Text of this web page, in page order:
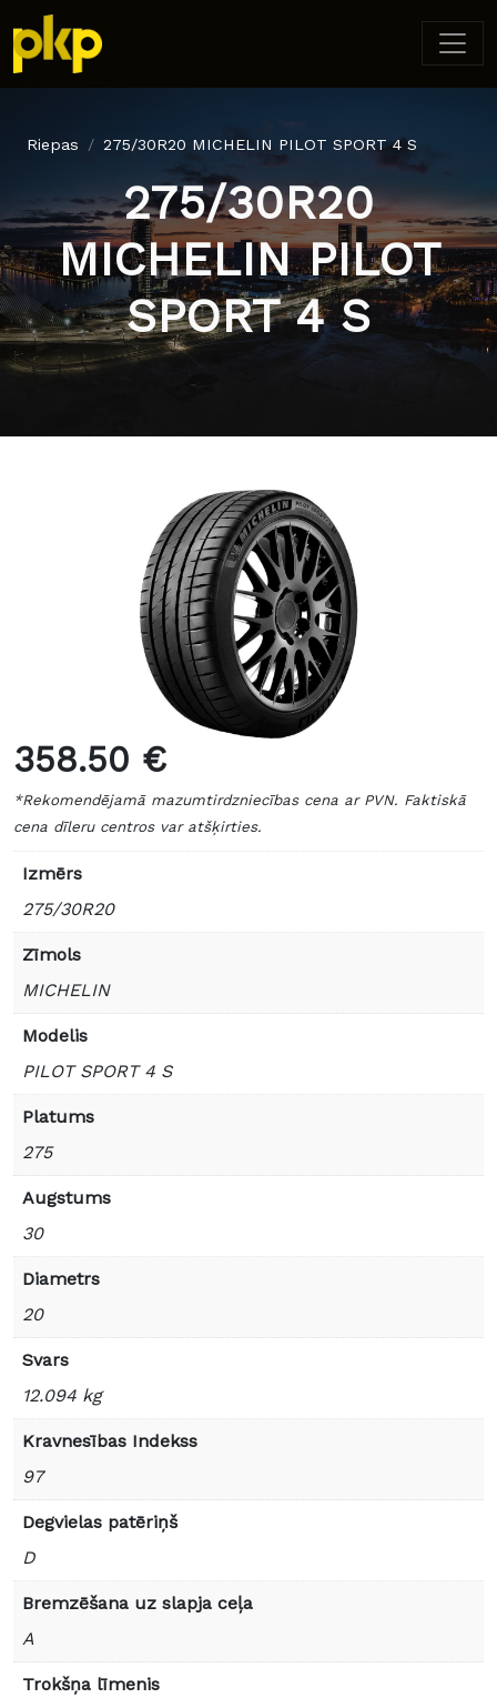
Riepas 275/30R20 MICHELIN PILOT SPORT 4 S
275/30R20
MICHELIN PILOT
SPORT 4 S
358.50 €
*Rekomendējamā mazumtirdzniecības cena ar PVN. Faktiskā
cena dīleru centros var atšķirties.
Izmērs
275/30R20
Zīmols
MICHELIN
Modelis
PILOT SPORT 4 S
Platums
275
Augstums
30
Diametrs
20
Svars
12.094 kg
Kravnesības Indekss
97
Degvielas patēriņš
D
Bremzēšana uz slapja ceļa
A
Trokšņa līmenis